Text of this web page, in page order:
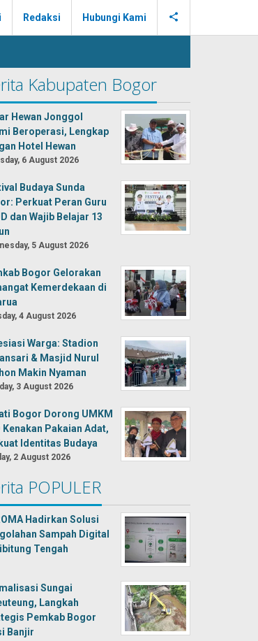
Redaksi Hubungi Kami
Kabupaten Bogor
Hewan Jonggol
Beroperasi, Lengkap
Hotel Hewan
6 August 2026
Budaya Sunda
Perkuat Peran Guru
dan Wajib Belajar 13
5 August 2026
Bogor Gelorakan
Kemerdekaan di
4 August 2026
Warga: Stadion
& Masjid Nurul
Makin Nyaman
3 August 2026
Bogor Dorong UMKM
Kenakan Pakaian Adat,
Identitas Budaya
2 August 2026
POPULER
Hadirkan Solusi
Sampah Digital
Tengah
Sungai
Langkah
Pemkab Bogor
Banjir